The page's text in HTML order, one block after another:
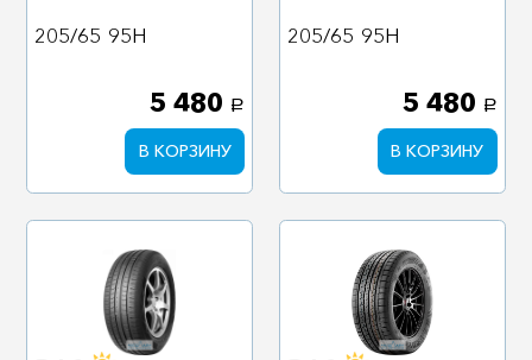
205/65 95H
5 480 a
В КОРЗИНУ
205/65 95H
5 480 a
В КОРЗИНУ